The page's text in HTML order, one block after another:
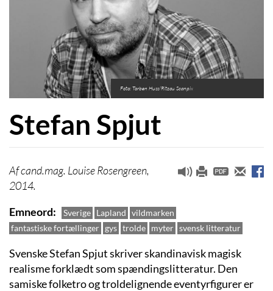
Foto: Torben Huss/Ritzau Scanpix
Stefan Spjut
cand.mag. Louise Rosengreen,
2014.
Emneord
Sverige Lapland vildmarken
fantastiske fortællinger gys trolde myter svensk litteratur
Svenske Stefan Spjut skriver skandinavisk magisk
realisme forklædt som spændingslitteratur. Den
samiske folketro og troldelignende eventyrfigurer er